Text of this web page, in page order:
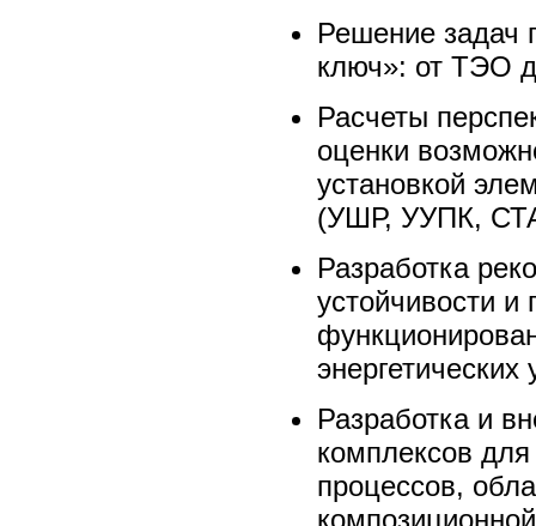
Решение задач
ключ»: от ТЭО
Расчеты
оценки
установкой
(УШР, УУПК,
Разработка
устойчивости
энергетических
Разработка и
комплексов
процессов,